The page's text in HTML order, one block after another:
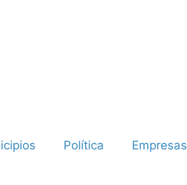
Política Empresas